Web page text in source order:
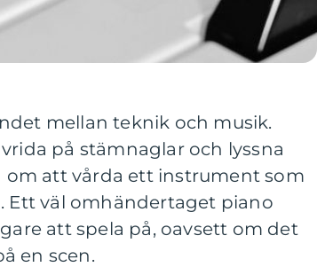
mellan teknik och musik.
på stämnaglar och lyssna
att vårda ett instrument som
Ett väl omhändertaget piano
att spela på, oavsett om det
en scen.